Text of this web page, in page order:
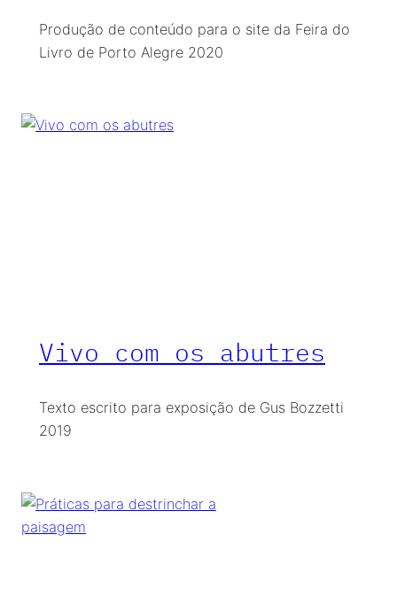
Produção de conteúdo para o site da Feira do
Livro de Porto Alegre 2020
Vivo com os abutres
Texto escrito para exposição de Gus Bozzetti
2019